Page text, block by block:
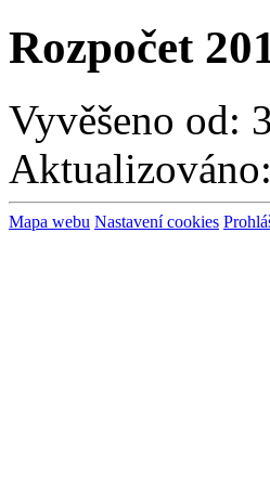
Rozpočet
Vyvěšeno od:
Aktualizováno:
Mapa webu Nastavení cookies